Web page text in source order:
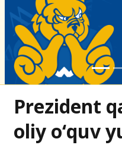
Prezident
oliy o‘quv